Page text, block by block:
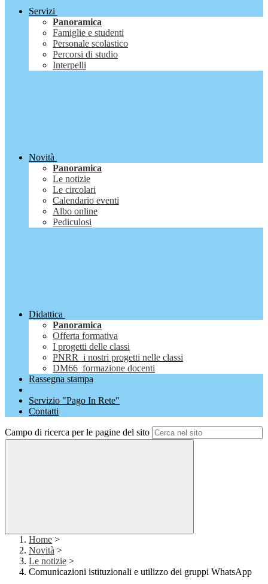
Servizi
Panoramica
Famiglie e studenti
Personale scolastico
Percorsi di studio
Interpelli
Novità
Panoramica
Le notizie
Le circolari
Calendario eventi
Albo online
Pediculosi
Didattica
Panoramica
Offerta formativa
I progetti delle classi
PNRR_i nostri progetti nelle classi
DM66_formazione docenti
Rassegna stampa
Servizio "Pago In Rete"
Contatti
Campo di ricerca per le pagine del sito
Home >
Novità >
Le notizie >
Comunicazioni istituzionali e utilizzo dei gruppi WhatsApp